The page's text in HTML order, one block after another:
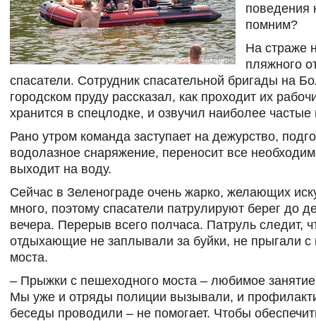
поведения
помним?
На страже
пляжного
спасатели. Сотрудник спасательной бригады на
городском пруду рассказал, как проходит их
хранится в спецлодке, и озвучил наиболее
Рано утром команда заступает на дежурство,
водолазное снаряжение, переносит все
выходит на воду.
Сейчас в Зеленограде очень жарко, желающих
много, поэтому спасатели патрулируют берег до
вечера. Перерыв всего полчаса. Патруль следит,
отдыхающие не заплывали за буйки, не прыгали с
моста.
– Прыжки с пешеходного моста – любимое занятие
Мы уже и отряды полиции вызывали, и
беседы проводили – не помогает. Чтобы